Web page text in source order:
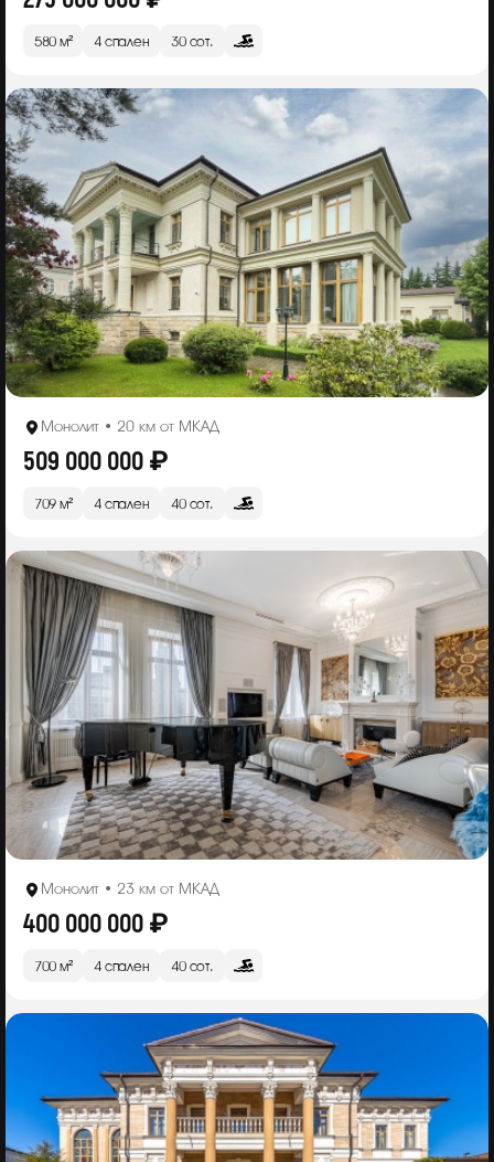
580 м² 4 спален 30 сот.
Монолит • 20 км от МКАД
509 000 000 ₽
709 м² 4 спален 40 сот.
Монолит • 23 км от МКАД
400 000 000 ₽
700 м² 4 спален 40 сот.